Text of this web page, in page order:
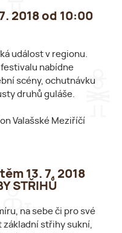
2018 od 10:00
událost v regionu.
nabídne
scény, ochutnávku
druhů guláše.
Valašské Meziříčí
13. 7. 2018
STŘIHŮ
na sebe či pro své
základní střihy sukní,